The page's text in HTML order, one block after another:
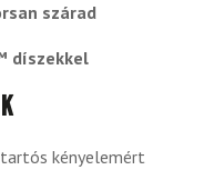
szárad
díszekkel
kényelemért